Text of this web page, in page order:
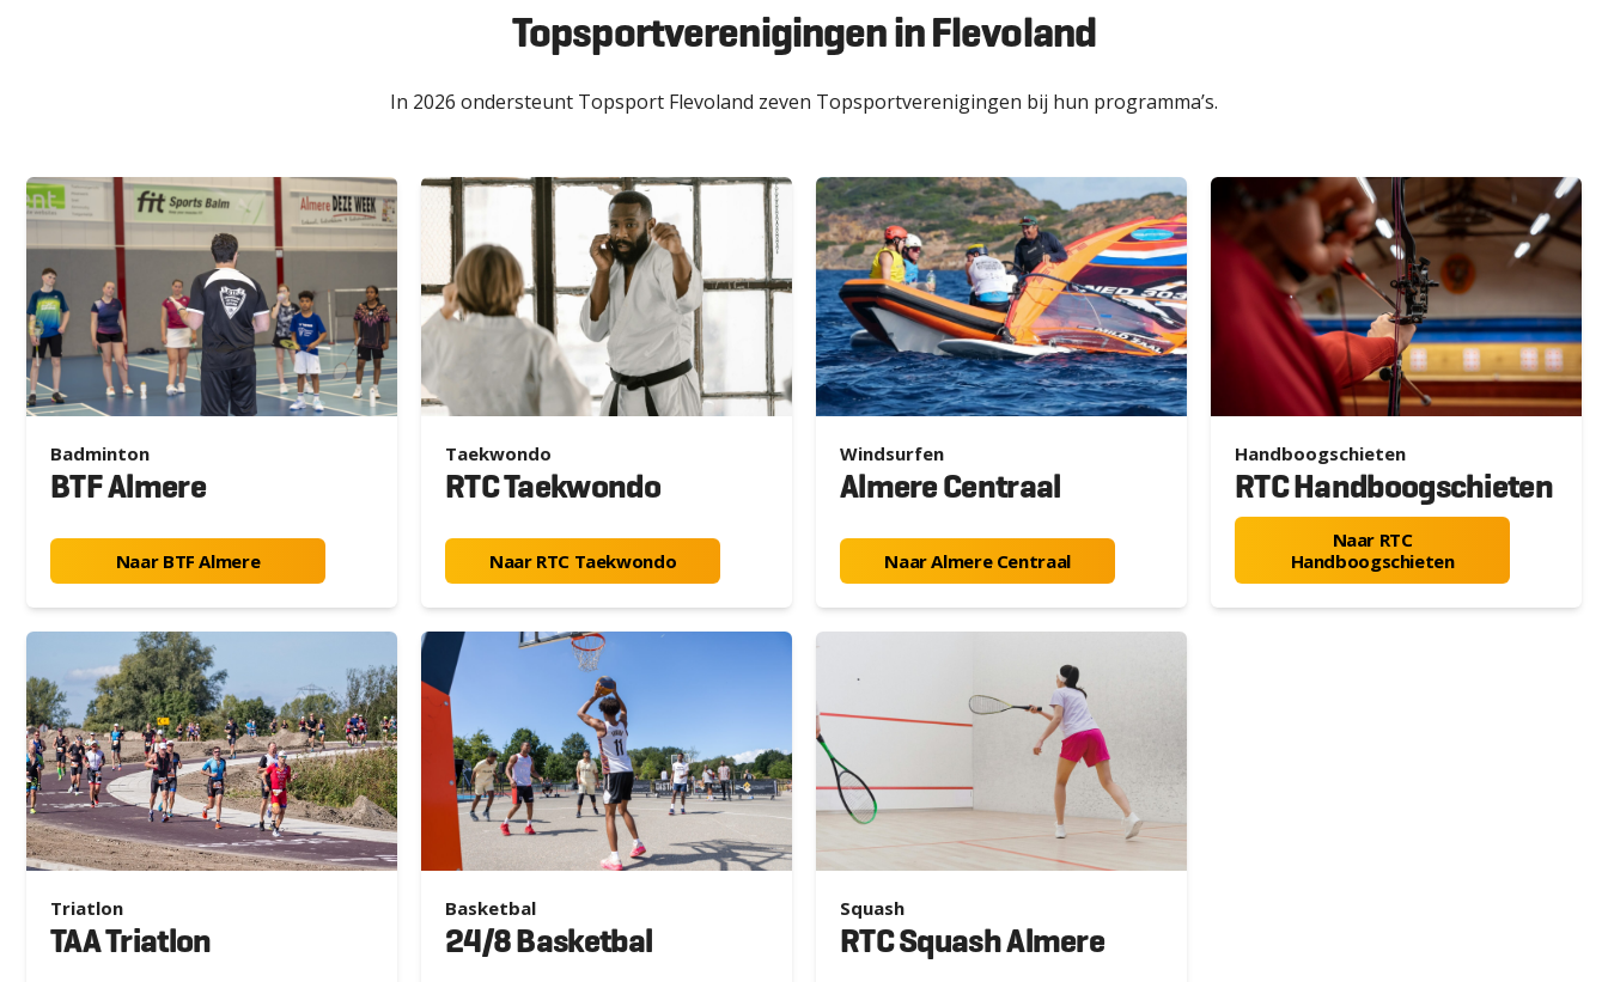
Topsportverenigingen in Flevoland
In 2026 ondersteunt Topsport Flevoland zeven Topsportverenigingen bij hun programma’s.
Badminton
BTF Almere
Naar BTF Almere
Taekwondo
RTC Taekwondo
Naar RTC Taekwondo
Windsurfen
Almere Centraal
Naar Almere Centraal
Handboogschieten
RTC Handboogschieten
Naar RTC
Handboogschieten
Triatlon
TAA Triatlon
Basketbal
24/8 Basketbal
Squash
RTC Squash Almere